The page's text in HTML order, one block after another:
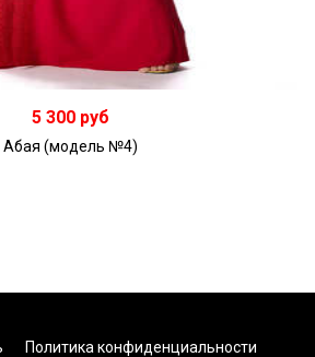
В корзину
5 300 руб
Абая (модель №4)
Политика конфиденциальности